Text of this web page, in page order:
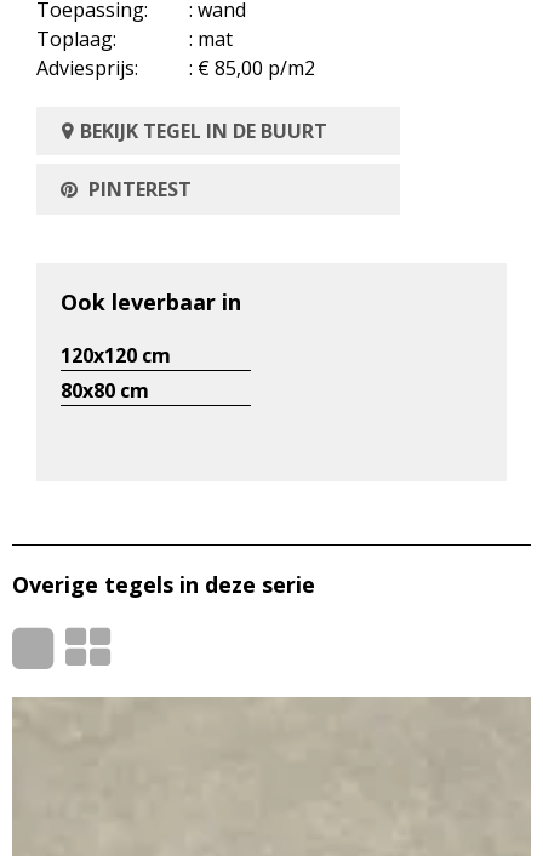
Toepassing:
: wand
Toplaag:
: mat
Adviesprijs:
: € 85,00 p/m2
BEKIJK TEGEL IN DE BUURT
PINTEREST
Ook leverbaar in
120x120 cm
80x80 cm
Overige tegels in deze serie